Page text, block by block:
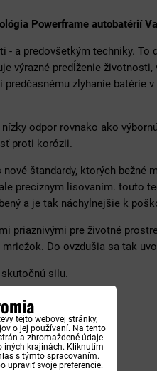
Powerframe autobatérií
- a predovšetkým techniky.
výrazné predĺženie
zlyhanie batérie
odpor rovnako ako
proti korózii.
štandardy, ktorých bežné
precíznym lisovaním. touto
a je tak náchylnejšie k
priaznivými pre životné
Do ovzdušia sa tak
silu.
tejto webovej stránky,
o jej používaní. Na tento
a zhromaždené údaje
iných krajinách. Kliknutím
s týmto spracovaním.
upraviť svoje preferencie.